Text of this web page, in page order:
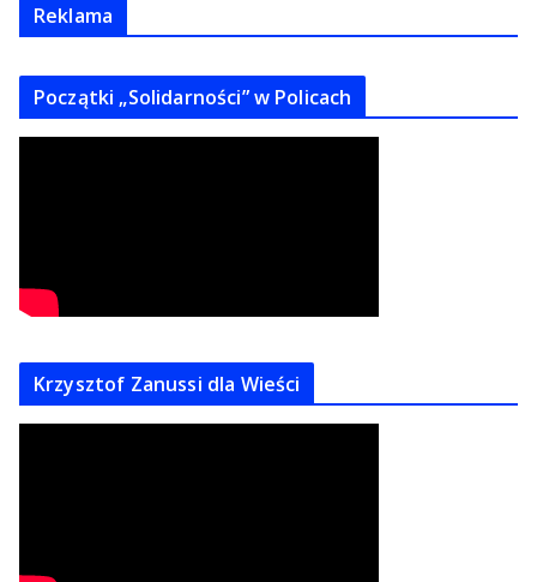
Reklama
Początki „Solidarności” w Policach
Krzysztof Zanussi dla Wieści